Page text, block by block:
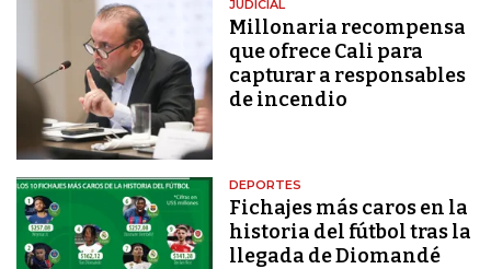
JUDICIAL
Millonaria recompensa
que ofrece Cali para
capturar a responsables
de incendio
DEPORTES
Fichajes más caros en la
historia del fútbol tras la
llegada de Diomandé